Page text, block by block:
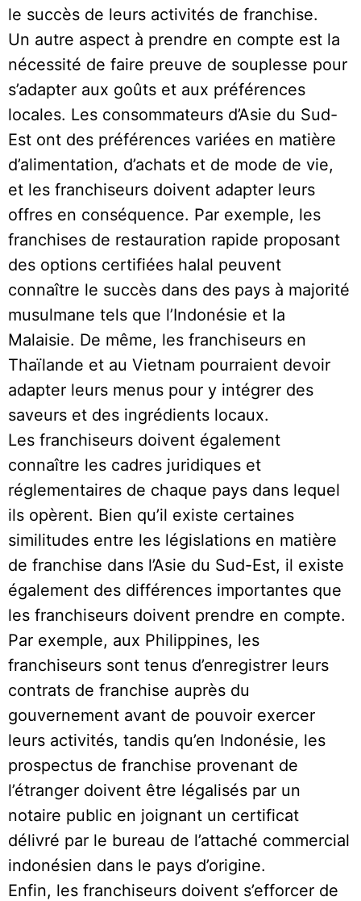
le succès de leurs activités de franchise.
Un autre aspect à prendre en compte est la
nécessité de faire preuve de souplesse pour
s’adapter aux goûts et aux préférences
locales. Les consommateurs d’Asie du Sud-
Est ont des préférences variées en matière
d’alimentation, d’achats et de mode de vie,
et les franchiseurs doivent adapter leurs
offres en conséquence. Par exemple, les
franchises de restauration rapide proposant
des options certifiées halal peuvent
connaître le succès dans des pays à majorité
musulmane tels que l’Indonésie et la
Malaisie. De même, les franchiseurs en
Thaïlande et au Vietnam pourraient devoir
adapter leurs menus pour y intégrer des
saveurs et des ingrédients locaux.
Les franchiseurs doivent également
connaître les cadres juridiques et
réglementaires de chaque pays dans lequel
ils opèrent. Bien qu’il existe certaines
similitudes entre les législations en matière
de franchise dans l’Asie du Sud-Est, il existe
également des différences importantes que
les franchiseurs doivent prendre en compte.
Par exemple, aux Philippines, les
franchiseurs sont tenus d’enregistrer leurs
contrats de franchise auprès du
gouvernement avant de pouvoir exercer
leurs activités, tandis qu’en Indonésie, les
prospectus de franchise provenant de
l’étranger doivent être légalisés par un
notaire public en joignant un certificat
délivré par le bureau de l’attaché commercial
indonésien dans le pays d’origine.
Enfin, les franchiseurs doivent s’efforcer de